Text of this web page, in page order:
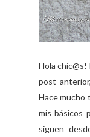
Hola
post
Hace mucho
mis básicos
siguen